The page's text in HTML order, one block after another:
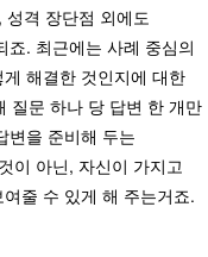
격 장단점 외에도
죠. 최근에는 사례 중심의
해결한 것인지에 대한
질문 하나 당 답변 한 개만
변을 준비해 두는
이 아닌, 자신이 가지고
줄 수 있게 해 주는거죠.